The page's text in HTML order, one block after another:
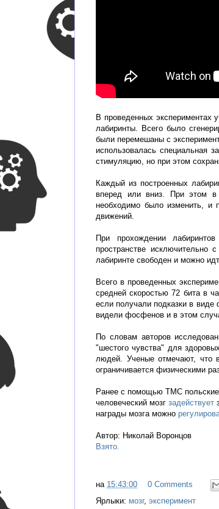
В проведенных экспериментах
лабиринты. Всего было
были перемешаны с
использовалась специальная
стимуляцию, но при этом
Каждый из построенных
вперед или вниз. При этом в
необходимо было изменить, и
движений.
При прохождении
пространстве
лабиринте свободен и можно
Всего в проведенных
средней скоростью 72 бита в
если получали подказки в
видели фосфенов и в этом
По словам авторов
"шестого чувства" для
людей. Ученые отмечают, что
ограничивается физическими
Ранее с помощью ТМС польские
человеческий мозгзадействует
награды мозга можно
Автор: Николай Воронцов
Взято.
на 15:43:00
0 Comments
Ярлыки: мозг, эксперимент